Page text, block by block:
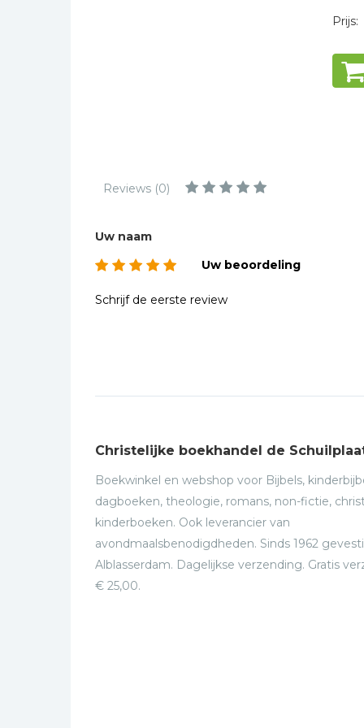
Romans
Wenskaarten
Prijs:
Reviews (0)
Uw naam
Uw beoordeling
Schrijf de eerste review
Christelijke boekhandel de
Boekwinkel en webshop voor Bijbels,
dagboeken, theologie, romans, non-fictie,
kinderboeken. Ook leverancier van
avondmaalsbenodigdheden. Sinds 1962
Alblasserdam. Dagelijkse verzending. Gratis
€ 25,00.